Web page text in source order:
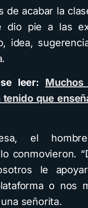
de acabar la
dio pie a las
idea,
leer:
que
el
conmovieron.
le
o nos
señorita.